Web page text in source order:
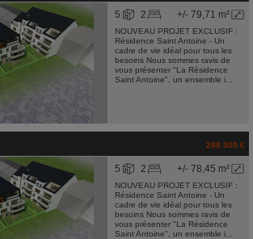
+/- 79,71 m²
5 2
NOUVEAU PROJET EXCLUSIF :
Résidence Saint Antoine - Un
cadre de vie idéal pour tous les
besoins Nous sommes ravis de
vous présenter "La Résidence
Saint Antoine", un ensemble i...
269 300 €
+/- 78,45 m²
5 2
NOUVEAU PROJET EXCLUSIF :
Résidence Saint Antoine - Un
cadre de vie idéal pour tous les
besoins Nous sommes ravis de
vous présenter "La Résidence
Saint Antoine", un ensemble i...